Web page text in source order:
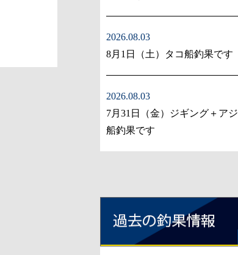
2026.08.03
8月1日（土）タコ船釣果です
2026.08.03
7月31日（金）ジギング＋アジ
船釣果です